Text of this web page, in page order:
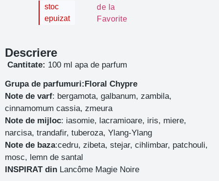
stoc
epuizat
de la
Favorite
Descriere
Cantitate: 100 ml apa de parfum
Grupa de parfumuri:Floral Chypre
Note de varf: bergamota, galbanum, zambila,
cinnamomum cassia, zmeura
Note de mijloc: iasomie, lacramioare, iris, miere,
narcisa, trandafir, tuberoza, Ylang-Ylang
Note de baza:cedru, zibeta, stejar, cihlimbar, patchouli,
mosc, lemn de santal
INSPIRAT din Lancôme Magie Noire